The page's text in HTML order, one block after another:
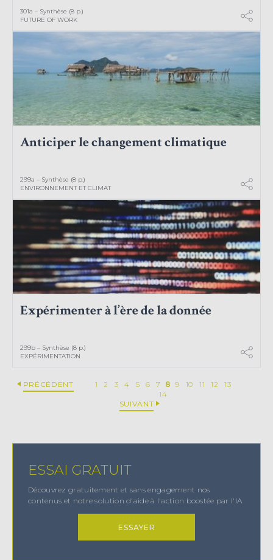
301a – Synthèse (8 p.)
FUTURE OF WORK
Anticiper le changement climatique
299a – Synthèse (8 p.)
ENVIRONNEMENT ET CLIMAT
Expérimenter à l’ère de la donnée
299b – Synthèse (8 p.)
EXPÉRIMENTATION
PRÉCÉDENT 1 2 3 4 5 6 7 8 9 10 11 12
13
14
SUIVANT
ESSAI GRATUIT
Découvrez gratuitement et sans engagement nos
contenus et notre solution d'aide à l'action boostée par l'IA
ESSAYER